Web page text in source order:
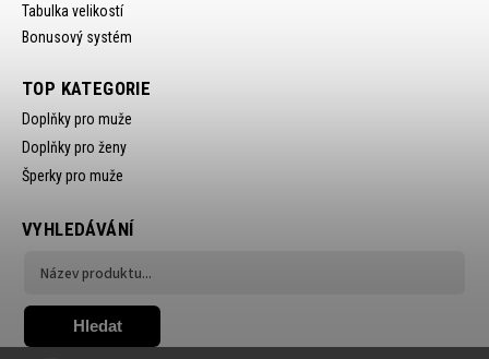
Tabulka velikostí
Bonusový systém
TOP KATEGORIE
Doplňky pro muže
Doplňky pro ženy
Šperky pro muže
VYHLEDÁVÁNÍ
Hledat